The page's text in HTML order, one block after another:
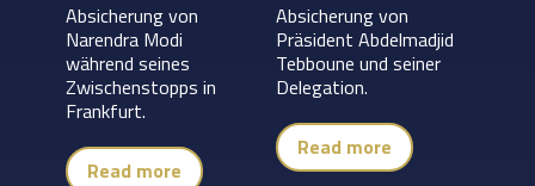
Absicherung von
Narendra Modi
während seines
Zwischenstopps in
Frankfurt.
Read more
Absicherung von
Präsident Abdelmadjid
Tebboune und seiner
Delegation.
Read more